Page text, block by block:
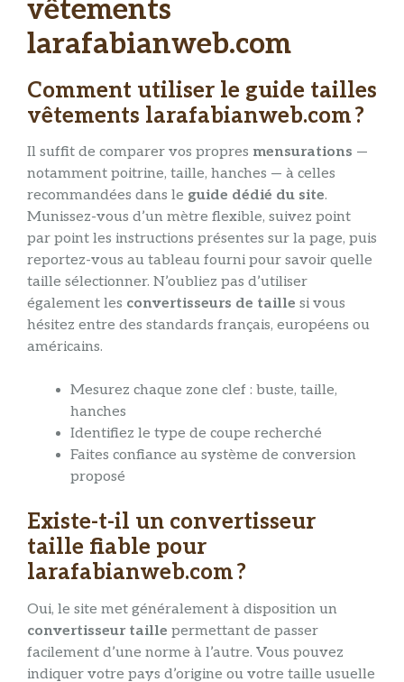
vêtements
larafabianweb.com
Comment utiliser le guide tailles
vêtements larafabianweb.com ?
Il suffit de comparer vos propres mensurations —
notamment poitrine, taille, hanches — à celles
recommandées dans le guide dédié du site.
Munissez-vous d’un mètre flexible, suivez point
par point les instructions présentes sur la page, puis
reportez-vous au tableau fourni pour savoir quelle
taille sélectionner. N’oubliez pas d’utiliser
également les convertisseurs de taille si vous
hésitez entre des standards français, européens ou
américains.
Mesurez chaque zone clef : buste, taille,
hanches
Identifiez le type de coupe recherché
Faites confiance au système de conversion
proposé
Existe-t-il un convertisseur
taille fiable pour
larafabianweb.com ?
Oui, le site met généralement à disposition un
convertisseur taille permettant de passer
facilement d’une norme à l’autre. Vous pouvez
indiquer votre pays d’origine ou votre taille usuelle